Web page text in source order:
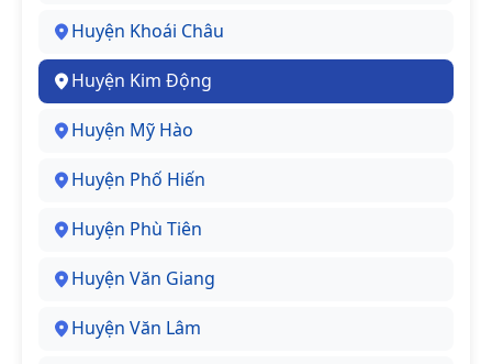
Huyện Khoái Châu
Huyện Kim Động
Huyện Mỹ Hào
Huyện Phố Hiến
Huyện Phù Tiên
Huyện Văn Giang
Huyện Văn Lâm